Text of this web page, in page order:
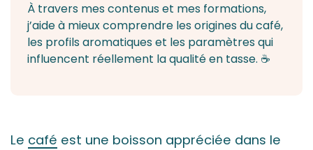
À travers mes contenus et mes formations,
j’aide à mieux comprendre les origines du café,
les profils aromatiques et les paramètres qui
influencent réellement la qualité en tasse. ☕
Le café est une boisson appréciée dans le